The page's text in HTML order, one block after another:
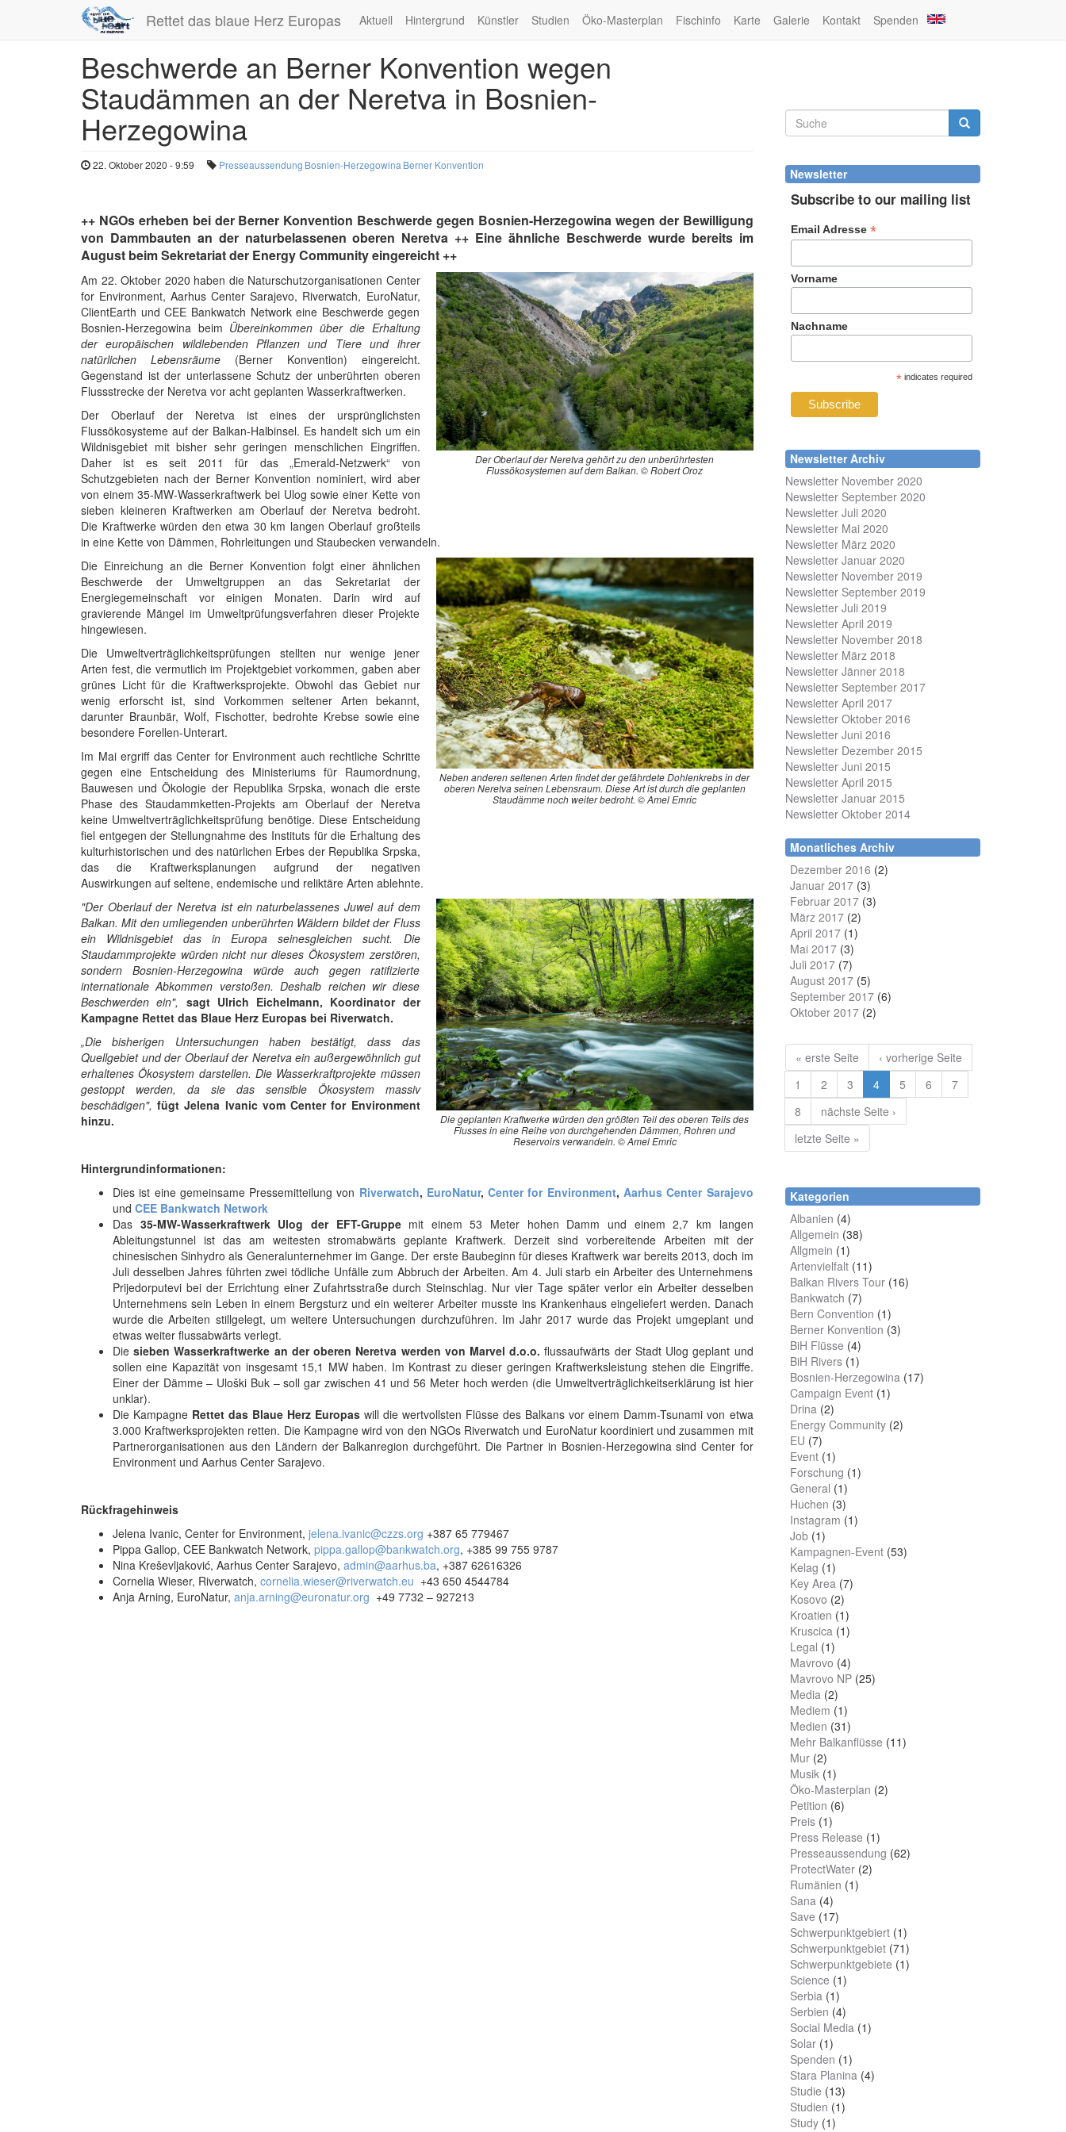
Rettet das blaue Herz Europas Aktuell Hintergrund Künstler Studien Öko-Masterplan Fischinfo Karte Galerie Kontakt Spenden
Beschwerde an Berner Konvention wegen
Staudämmen an der Neretva in Bosnien-
Herzegowina
22. Oktober 2020 - 9:59 Presseaussendung Bosnien-Herzegowina Berner Konvention
++ NGOs erheben bei der Berner Konvention Beschwerde gegen Bosnien-Herzegowina wegen der Bewilligung
von Dammbauten an der naturbelassenen oberen Neretva ++ Eine ähnliche Beschwerde wurde bereits im
August beim Sekretariat der Energy Community eingereicht ++
Der Oberlauf der Neretva gehört zu den unberührtesten
Flussökosystemen auf dem Balkan. © Robert Oroz
Am 22. Oktober 2020 haben die Naturschutzorganisationen Center
for Environment, Aarhus Center Sarajevo, Riverwatch, EuroNatur,
ClientEarth und CEE Bankwatch Network eine Beschwerde gegen
Bosnien-Herzegowina beim Übereinkommen über die Erhaltung
der europäischen wildlebenden Pflanzen und Tiere und ihrer
natürlichen Lebensräume(Berner Konvention) eingereicht.
Gegenstand ist der unterlassene Schutz der unberührten oberen
Flussstrecke der Neretva vor acht geplanten Wasserkraftwerken.
Der Oberlauf der Neretva ist eines der ursprünglichsten
Flussökosysteme auf der Balkan-Halbinsel. Es handelt sich um ein
Wildnisgebiet mit bisher sehr geringen menschlichen Eingriffen.
Daher ist es seit 2011 für das „Emerald-Netzwerk“ von
Schutzgebieten nach der Berner Konvention nominiert, wird aber
von einem 35-MW-Wasserkraftwerk bei Ulog sowie einer Kette von
sieben kleineren Kraftwerken am Oberlauf der Neretva bedroht.
Die Kraftwerke würden den etwa 30 km langen Oberlauf großteils
in eine Kette von Dämmen, Rohrleitungen und Staubecken verwandeln.
Neben anderen seltenen Arten findet der gefährdete Dohlenkrebs in der
oberen Neretva seinen Lebensraum. Diese Art ist durch die geplanten
Staudämme noch weiter bedroht. © Amel Emric
Die Einreichung an die Berner Konvention folgt einer ähnlichen
Beschwerde der Umweltgruppen an das Sekretariat der
Energiegemeinschaft vor einigen Monaten. Darin wird auf
gravierende Mängel im Umweltprüfungsverfahren dieser Projekte
hingewiesen.
Die Umweltverträglichkeitsprüfungen stellten nur wenige jener
Arten fest, die vermutlich im Projektgebiet vorkommen, gaben aber
grünes Licht für die Kraftwerksprojekte. Obwohl das Gebiet nur
wenig erforscht ist, sind Vorkommen seltener Arten bekannt,
darunter Braunbär, Wolf, Fischotter, bedrohte Krebse sowie eine
besondere Forellen-Unterart.
Im Mai ergriff das Center for Environment auch rechtliche Schritte
gegen eine Entscheidung des Ministeriums für Raumordnung,
Bauwesen und Ökologie der Republika Srpska, wonach die erste
Phase des Staudammketten-Projekts am Oberlauf der Neretva
keine Umweltverträglichkeitsprüfung benötige. Diese Entscheidung
fiel entgegen der Stellungnahme des Instituts für die Erhaltung des
kulturhistorischen und des natürlichen Erbes der Republika Srpska,
das die Kraftwerksplanungen aufgrund der negativen
Auswirkungen auf seltene, endemische und reliktäre Arten ablehnte.
Die geplanten Kraftwerke würden den größten Teil des oberen Teils des
Flusses in eine Reihe von durchgehenden Dämmen, Rohren und
Reservoirs verwandeln. © Amel Emric
"Der Oberlauf der Neretva ist ein naturbelassenes Juwel auf dem
Balkan. Mit den umliegenden unberührten Wäldern bildet der Fluss
ein Wildnisgebiet das in Europa seinesgleichen sucht. Die
Staudammprojekte würden nicht nur dieses Ökosystem zerstören,
sondern Bosnien-Herzegowina würde auch gegen ratifizierte
internationale Abkommen verstoßen. Deshalb reichen wir diese
Beschwerden ein", sagt Ulrich Eichelmann, Koordinator der
Kampagne Rettet das Blaue Herz Europas bei Riverwatch.
„Die bisherigen Untersuchungen haben bestätigt, dass das
Quellgebiet und der Oberlauf der Neretva ein außergewöhnlich gut
erhaltenes Ökosystem darstellen. Die Wasserkraftprojekte müssen
gestoppt werden, da sie das sensible Ökosystem massiv
beschädigen", fügt Jelena Ivanic vom Center for Environment
hinzu.
Hintergrundinformationen:
Dies ist eine gemeinsame Pressemitteilung von Riverwatch, EuroNatur, Center for Environment,Aarhus Center Sarajevo
und CEE Bankwatch Network
Das 35-MW-Wasserkraftwerk Ulog der EFT-Gruppemit einem 53 Meter hohen Damm und einem 2,7 km langen
Ableitungstunnel ist das am weitesten stromabwärts geplante Kraftwerk. Derzeit sind vorbereitende Arbeiten mit der
chinesischen Sinhydro als Generalunternehmer im Gange. Der erste Baubeginn für dieses Kraftwerk war bereits 2013, doch im
Juli desselben Jahres führten zwei tödliche Unfälle zum Abbruch der Arbeiten. Am 4. Juli starb ein Arbeiter des Unternehmens
Prijedorputevi bei der Errichtung einer Zufahrtsstraße durch Steinschlag. Nur vier Tage später verlor ein Arbeiter desselben
Unternehmens sein Leben in einem Bergsturz und ein weiterer Arbeiter musste ins Krankenhaus eingeliefert werden. Danach
wurde die Arbeiten stillgelegt, um weitere Untersuchungen durchzuführen. Im Jahr 2017 wurde das Projekt umgeplant und
etwas weiter flussabwärts verlegt.
Diesieben Wasserkraftwerke an der oberen Neretva werden von Marvel d.o.o. flussaufwärts der Stadt Ulog geplant und
sollen eine Kapazität von insgesamt 15,1 MW haben. Im Kontrast zu dieser geringen Kraftwerksleistung stehen die Eingriffe.
Einer der Dämme – Uloški Buk – soll gar zwischen 41 und 56 Meter hoch werden (die Umweltverträglichkeitserklärung ist hier
unklar).
Die Kampagne Rettet das Blaue Herz Europas will die wertvollsten Flüsse des Balkans vor einem Damm-Tsunami von etwa
3.000 Kraftwerksprojekten retten. Die Kampagne wird von den NGOs Riverwatch und EuroNatur koordiniert und zusammen mit
Partnerorganisationen aus den Ländern der Balkanregion durchgeführt. Die Partner in Bosnien-Herzegowina sind Center for
Environment und Aarhus Center Sarajevo.
Rückfragehinweis
Jelena Ivanic, Center for Environment, jelena.ivanic@czzs.org +387 65 779467
Pippa Gallop, CEE Bankwatch Network, pippa.gallop@bankwatch.org, +385 99 755 9787
Nina Kreševljaković, Aarhus Center Sarajevo, admin@aarhus.ba, +387 62616326
Cornelia Wieser, Riverwatch, cornelia.wieser@riverwatch.eu +43 650 4544784
Anja Arning, EuroNatur, anja.arning@euronatur.org +49 7732 – 927213
Suchformular
Newsletter
Subscribe to our mailing list
Email Adresse *
Vorname
Nachname
* indicates required
Newsletter Archiv
Newsletter November 2020
Newsletter September 2020
Newsletter Juli 2020
Newsletter Mai 2020
Newsletter März 2020
Newsletter Januar 2020
Newsletter November 2019
Newsletter September 2019
Newsletter Juli 2019
Newsletter April 2019
Newsletter November 2018
Newsletter März 2018
Newsletter Jänner 2018
Newsletter September 2017
Newsletter April 2017
Newsletter Oktober 2016
Newsletter Juni 2016
Newsletter Dezember 2015
Newsletter Juni 2015
Newsletter April 2015
Newsletter Januar 2015
Newsletter Oktober 2014
Monatliches Archiv
Dezember 2016 (2)
Januar 2017(3)
Februar 2017(3)
März 2017(2)
April 2017(1)
Mai 2017(3)
Juli 2017(7)
August 2017(5)
September 2017(6)
Oktober 2017(2)
« erste Seite
‹ vorherige Seite
1
2 3 4 5 6
7
8
nächste Seite ›
letzte Seite »
Kategorien
Albanien (4)
Allgemein (38)
Allgmein (1)
Artenvielfalt (11)
Balkan Rivers Tour (16)
Bankwatch (7)
Bern Convention (1)
Berner Konvention (3)
BiH Flüsse (4)
BiH Rivers (1)
Bosnien-Herzegowina (17)
Campaign Event (1)
Drina (2)
Energy Community (2)
EU (7)
Event (1)
Forschung (1)
General (1)
Huchen (3)
Instagram (1)
Job (1)
Kampagnen-Event (53)
Kelag (1)
Key Area (7)
Kosovo (2)
Kroatien (1)
Kruscica (1)
Legal (1)
Mavrovo (4)
Mavrovo NP (25)
Media (2)
Mediem (1)
Medien (31)
Mehr Balkanflüsse (11)
Mur (2)
Musik (1)
Öko-Masterplan (2)
Petition (6)
Preis (1)
Press Release (1)
Presseaussendung (62)
ProtectWater (2)
Rumänien (1)
Sana (4)
Save (17)
Schwerpunktgebiert (1)
Schwerpunktgebiet (71)
Schwerpunktgebiete (1)
Science (1)
Serbia (1)
Serbien (4)
Social Media (1)
Solar (1)
Spenden (1)
Stara Planina (4)
Studie (13)
Studien (1)
Study (1)